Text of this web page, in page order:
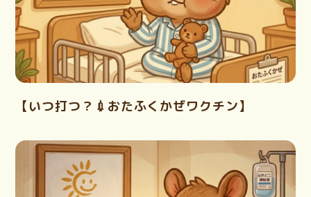
【いつ打つ？💉おたふくかぜワクチン】